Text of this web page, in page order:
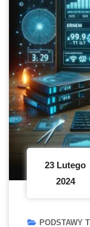
23 Lutego
2024
PODSTAWY